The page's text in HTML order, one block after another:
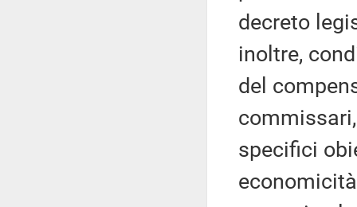
decreto
inoltre,
del
specifici